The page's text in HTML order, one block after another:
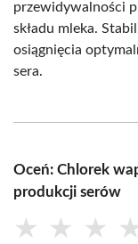
przewidywalności
składu mleka.
osiągnięcia
sera.
Oceń: Chlorek
produkcji serów
★ ★ ★